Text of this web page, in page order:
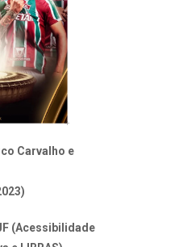
Carvalho e
(Acessibilidade